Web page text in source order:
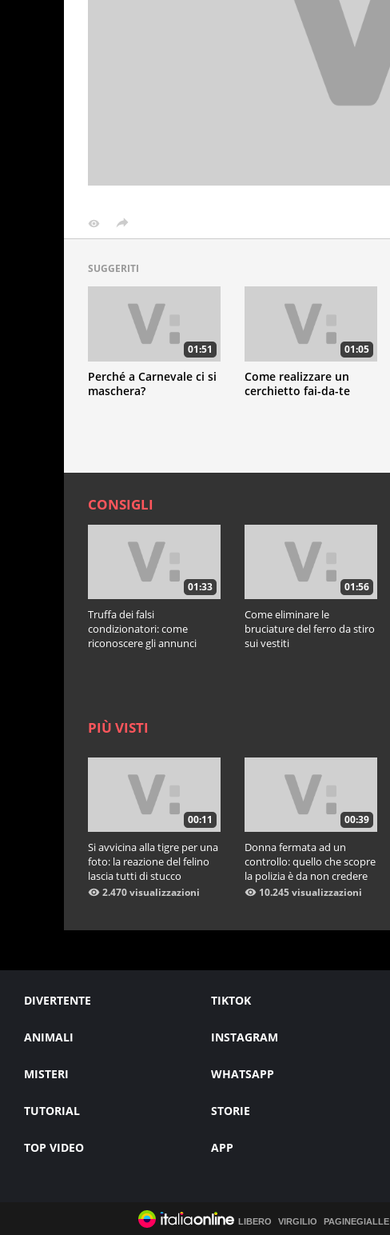
SUGGERITI
01:51
Perché a Carnevale ci si
maschera?
01:05
Come realizzare un
cerchietto fai-da-te
CONSIGLI
01:33
Truffa dei falsi
condizionatori: come
riconoscere gli annunci
01:56
Come eliminare le
bruciature del ferro da stiro
sui vestiti
PIÙ VISTI
00:11
Si avvicina alla tigre per una
foto: la reazione del felino
lascia tutti di stucco
2.470 visualizzazioni
00:39
Donna fermata ad un
controllo: quello che scopre
la polizia è da non credere
10.245 visualizzazioni
DIVERTENTE TIKTOK
ANIMALI INSTAGRAM
MISTERI WHATSAPP
TUTORIAL STORIE
TOP VIDEO APP
LIBERO VIRGILIO PAGINEGIALLE